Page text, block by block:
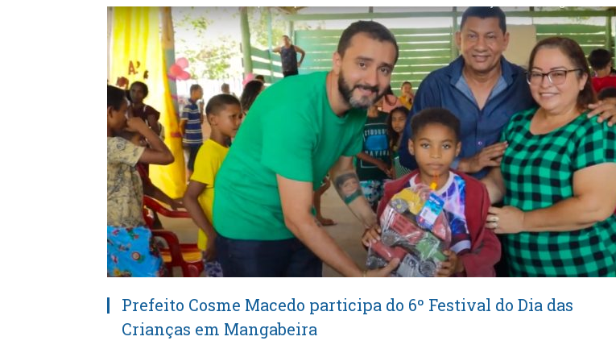
Prefeito Cosme Macedo participa do 6º Festival do Dia das
Crianças em Mangabeira